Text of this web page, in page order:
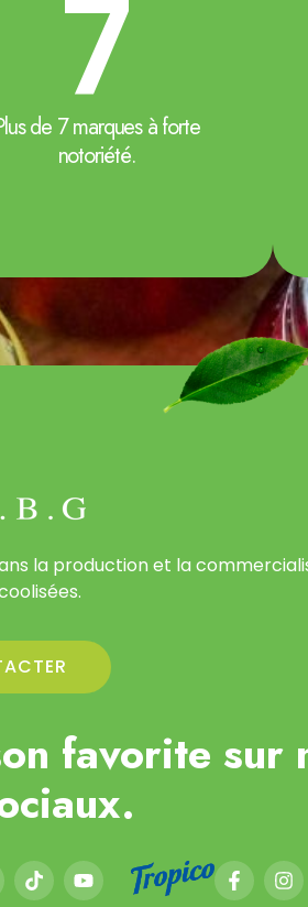
7
de 7 marques à forte
notoriété.
la production et la
favorite sur